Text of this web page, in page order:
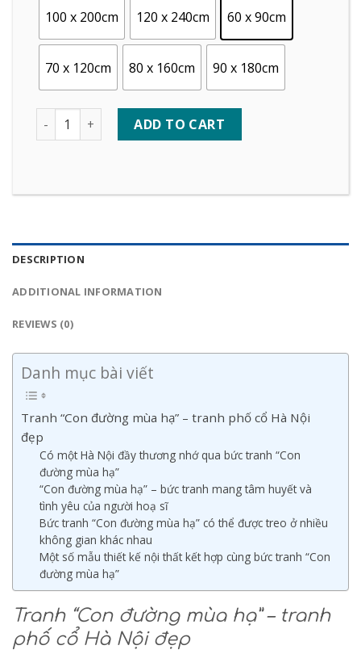
100 x 200cm 120 x 240cm 60 x 90cm
70 x 120cm 80 x 160cm 90 x 180cm
Quantity ADD TO CART
DESCRIPTION
ADDITIONAL INFORMATION
REVIEWS (0)
Danh mục bài viết
Tranh “Con đường mùa hạ” – tranh phố cổ Hà Nội
đẹp
Có một Hà Nội đầy thương nhớ qua bức tranh “Con
đường mùa hạ”
“Con đường mùa hạ” – bức tranh mang tâm huyết và
tình yêu của người hoạ sĩ
Bức tranh “Con đường mùa hạ” có thể được treo ở nhiều
không gian khác nhau
Một số mẫu thiết kế nội thất kết hợp cùng bức tranh “Con
đường mùa hạ”
Tranh “Con đường mùa hạ” – tranh
phố cổ Hà Nội đẹp